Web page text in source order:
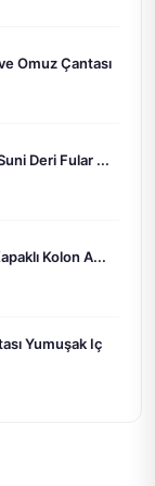
Omuz Çantası
Deri Fular ...
Kolon A...
Yumuşak Iç